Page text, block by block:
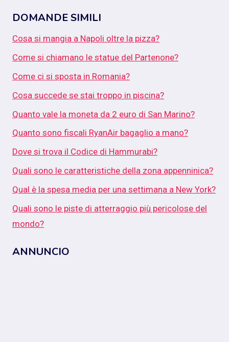
DOMANDE SIMILI
Cosa si mangia a Napoli oltre la pizza?
Come si chiamano le statue del Partenone?
Come ci si sposta in Romania?
Cosa succede se stai troppo in piscina?
Quanto vale la moneta da 2 euro di San Marino?
Quanto sono fiscali RyanAir bagaglio a mano?
Dove si trova il Codice di Hammurabi?
Quali sono le caratteristiche della zona appenninica?
Qual è la spesa media per una settimana a New York?
Quali sono le piste di atterraggio più pericolose del
mondo?
ANNUNCIO